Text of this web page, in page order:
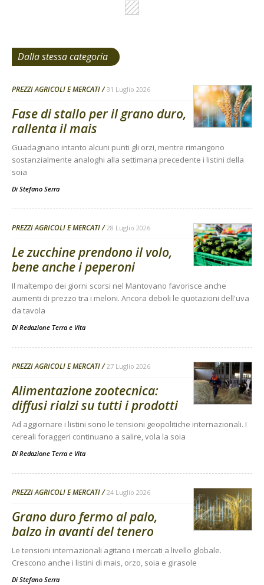
Dalla stessa categoria
PREZZI AGRICOLI E MERCATI 31 Luglio 2026
Fase di stallo per il grano duro,
rallenta il mais
Guadagnano intanto alcuni punti gli orzi, mentre rimangono
sostanzialmente analoghi alla settimana precedente i listini della
soia
Di Stefano Serra
PREZZI AGRICOLI E MERCATI 28 Luglio 2026
Le zucchine prendono il volo,
bene anche i peperoni
Il maltempo dei giorni scorsi nel Mantovano favorisce anche
aumenti di prezzo tra i meloni. Ancora deboli le quotazioni dell'uva
da tavola
Di Redazione Terra e Vita
PREZZI AGRICOLI E MERCATI 27 Luglio 2026
Alimentazione zootecnica:
diffusi rialzi su tutti i prodotti
Ad aggiornare i listini sono le tensioni geopolitiche internazionali. I
cereali foraggeri continuano a salire, vola la soia
Di Redazione Terra e Vita
PREZZI AGRICOLI E MERCATI 24 Luglio 2026
Grano duro fermo al palo,
balzo in avanti del tenero
Le tensioni internazionali agitano i mercati a livello globale.
Crescono anche i listini di mais, orzo, soia e girasole
Di Stefano Serra